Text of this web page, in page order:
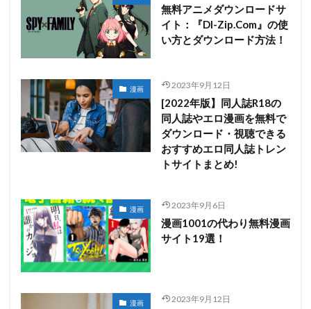
無料アニメダウンロードサ
イト：『Dl-Zip.Com』の使
い方とダウンロード方法！
漫画 2023年9月12日
[2022年版】同人誌R18の
同人誌やエロ漫画を無料で
ダウンロード・視聴できる
おすすめエロ同人誌トレン
トサイトまとめ!
漫画 2023年9月6日
漫画1001の代わり無料漫画
サイト19選！
漫画 2023年9月12日